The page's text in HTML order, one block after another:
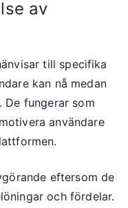
av
till specifika
kan nå medan
fungerar som
användare
eftersom de
och fördelar.